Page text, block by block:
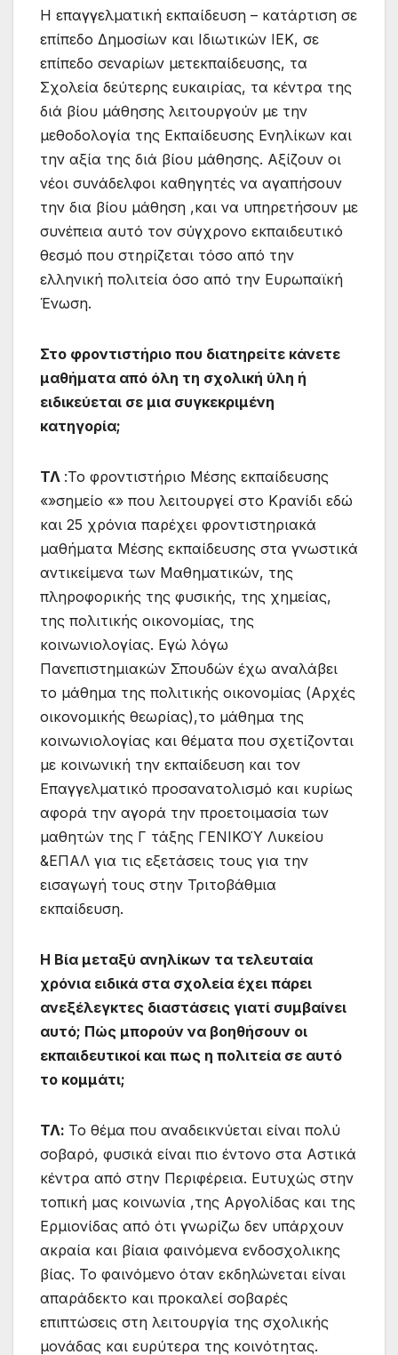
Η επαγγελματική εκπαίδευση – κατάρτιση σε
επίπεδο Δημοσίων και Ιδιωτικών ΙΕΚ, σε
επίπεδο σεναρίων μετεκπαίδευσης, τα
Σχολεία δεύτερης ευκαιρίας, τα κέντρα της
διά βίου μάθησης λειτουργούν με την
μεθοδολογία της Εκπαίδευσης Ενηλίκων και
την αξία της διά βίου μάθησης. Αξίζουν οι
νέοι συνάδελφοι καθηγητές να αγαπήσουν
την δια βίου μάθηση ,και να υπηρετήσουν με
συνέπεια αυτό τον σύγχρονο εκπαιδευτικό
θεσμό που στηρίζεται τόσο από την
ελληνική πολιτεία όσο από την Ευρωπαϊκή
Ένωση.
Στο φροντιστήριο που διατηρείτε κάνετε
μαθήματα από όλη τη σχολική ύλη ή
ειδικεύεται σε μια συγκεκριμένη
κατηγορία;
ΤΛ :Το φροντιστήριο Μέσης εκπαίδευσης
«»σημείο «» που λειτουργεί στο Κρανίδι εδώ
και 25 χρόνια παρέχει φροντιστηριακά
μαθήματα Μέσης εκπαίδευσης στα γνωστικά
αντικείμενα των Μαθηματικών, της
πληροφορικής της φυσικής, της χημείας,
της πολιτικής οικονομίας, της
κοινωνιολογίας. Εγώ λόγω
Πανεπιστημιακών Σπουδών έχω αναλάβει
το μάθημα της πολιτικής οικονομίας (Αρχές
οικονομικής θεωρίας),το μάθημα της
κοινωνιολογίας και θέματα που σχετίζονται
με κοινωνική την εκπαίδευση και τον
Επαγγελματικό προσανατολισμό και κυρίως
αφορά την αγορά την προετοιμασία των
μαθητών της Γ τάξης ΓΕΝΙΚΟΎ Λυκείου
&ΕΠΑΛ για τις εξετάσεις τους για την
εισαγωγή τους στην Τριτοβάθμια
εκπαίδευση.
Η Βία μεταξύ ανηλίκων τα τελευταία
χρόνια ειδικά στα σχολεία έχει πάρει
ανεξέλεγκτες διαστάσεις γιατί συμβαίνει
αυτό; Πώς μπορούν να βοηθήσουν οι
εκπαιδευτικοί και πως η πολιτεία σε αυτό
το κομμάτι;
ΤΛ: Το θέμα που αναδεικνύεται είναι πολύ
σοβαρό, φυσικά είναι πιο έντονο στα Αστικά
κέντρα από στην Περιφέρεια. Ευτυχώς στην
τοπική μας κοινωνία ,της Αργολίδας και της
Ερμιονίδας από ότι γνωρίζω δεν υπάρχουν
ακραία και βίαια φαινόμενα ενδοσχολικης
βίας. Το φαινόμενο όταν εκδηλώνεται είναι
απαράδεκτο και προκαλεί σοβαρές
επιπτώσεις στη λειτουργία της σχολικής
μονάδας και ευρύτερα της κοινότητας.